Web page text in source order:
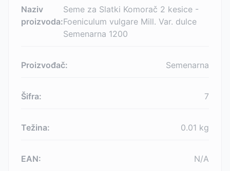
Naziv
proizvoda:
Seme za Slatki Komorač 2 kesice -
Foeniculum vulgare Mill. Var. dulce
Semenarna 1200
Proizvođač: Semenarna
Šifra: 7
Težina: 0.01 kg
EAN: N/A